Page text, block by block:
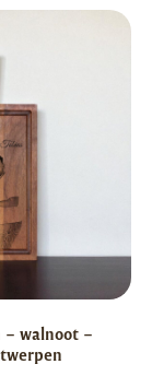
walnoot –